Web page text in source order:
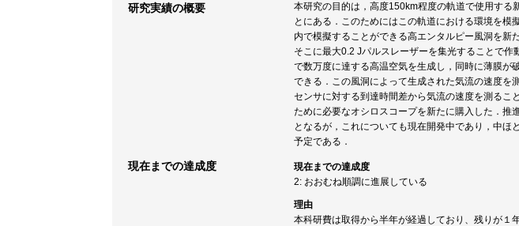
研究実績の概要
本研究の目的は，高度150km程度の軌道で使用する
とにある．このためにはこの軌道における環境を
内で模擬することができる高エンタルピー風洞を新
そこに最大0.2 Jパルスレーザーを集光することで
で数万度に達する高温空気を生成し，同時に薄膜が
できる．この風洞によって生成された気流の速度を
センサに対する到達時間差から気流の速度を測るこ
ために必要なオシロスコープを新たに購入した．推
となるが，これについても現在開発中であり，中ほ
予定である．
現在までの達成度
現在までの達成度
2: おおむね順調に進展している
理由
本科研費は取得から半年が経過しており、残りが１